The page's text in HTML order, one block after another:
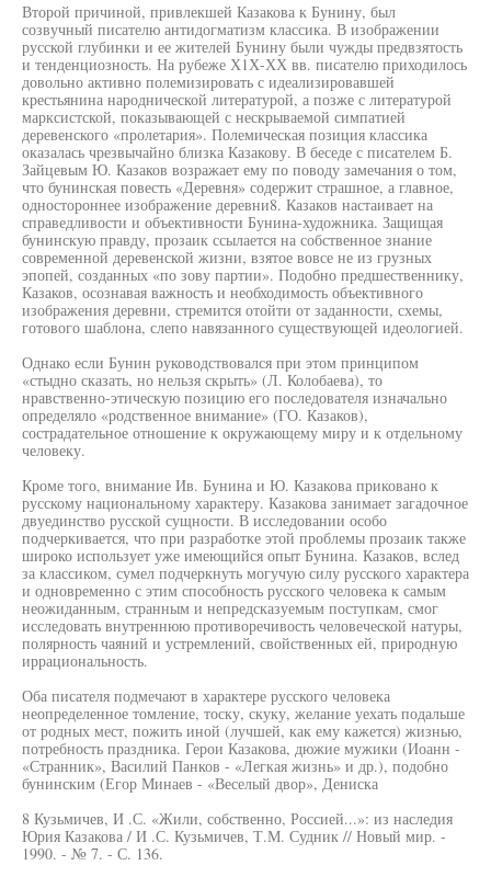
Второй причиной, привлекшей Казакова к Бунину, был
созвучный писателю антидогматизм классика. В изображении
русской глубинки и ее жителей Бунину были чужды предвзятость
и тенденциозность. На рубеже Х1Х-ХХ вв. писателю приходилось
довольно активно полемизировать с идеализировавшей
крестьянина народнической литературой, а позже с литературой
марксистской, показывающей с нескрываемой симпатией
деревенского «пролетария». Полемическая позиция классика
оказалась чрезвычайно близка Казакову. В беседе с писателем Б.
Зайцевым Ю. Казаков возражает ему по поводу замечания о том,
что бунинская повесть «Деревня» содержит страшное, а главное,
одностороннее изображение деревни8. Казаков настаивает на
справедливости и объективности Бунина-художника. Защищая
бунинскую правду, прозаик ссылается на собственное знание
современной деревенской жизни, взятое вовсе не из грузных
эпопей, созданных «по зову партии». Подобно предшественнику,
Казаков, осознавая важность и необходимость объективного
изображения деревни, стремится отойти от заданности, схемы,
готового шаблона, слепо навязанного существующей идеологией.
Однако если Бунин руководствовался при этом принципом
«стыдно сказать, но нельзя скрыть» (Л. Колобаева), то
нравственно-этическую позицию его последователя изначально
определяло «родственное внимание» (ГО. Казаков),
сострадательное отношение к окружающему миру и к отдельному
человеку.
Кроме того, внимание Ив. Бунина и Ю. Казакова приковано к
русскому национальному характеру. Казакова занимает загадочное
двуединство русской сущности. В исследовании особо
подчеркивается, что при разработке этой проблемы прозаик также
широко использует уже имеющийся опыт Бунина. Казаков, вслед
за классиком, сумел подчеркнуть могучую силу русского характера
и одновременно с этим способность русского человека к самым
неожиданным, странным и непредсказуемым поступкам, смог
исследовать внутреннюю противоречивость человеческой натуры,
полярность чаяний и устремлений, свойственных ей, природную
иррациональность.
Оба писателя подмечают в характере русского человека
неопределенное томление, тоску, скуку, желание уехать подальше
от родных мест, пожить иной (лучшей, как ему кажется) жизнью,
потребность праздника. Герои Казакова, дюжие мужики (Иоанн -
«Странник», Василий Панков - «Легкая жизнь» и др.), подобно
бунинским (Егор Минаев - «Веселый двор», Дениска
8 Кузьмичев, И .С. «Жили, собственно, Россией...»: из наследия
Юрия Казакова / И .С. Кузьмичев, Т.М. Судник // Новый мир. -
1990. - № 7. - С. 136.